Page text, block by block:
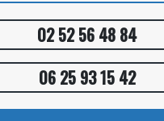
02 52 56 48 84
06 25 93 15 42